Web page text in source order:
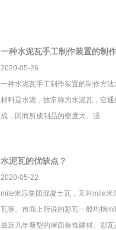
一种水泥瓦手工制作装置的制
2020-05-26
一种水泥瓦手工制作装置的制作方
材料是水泥，故常称为水泥瓦，它
成，因而所成制品的密度大、强
水泥瓦的优缺点？
2020-05-22
mile米乐集团混凝土瓦，又叫mile米
瓦等。市面上所说的彩瓦一般均指
最近几年新型的屋面装饰建材。彩